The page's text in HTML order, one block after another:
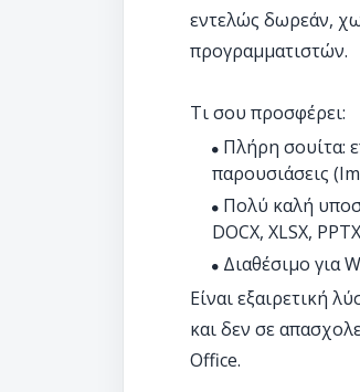
εντελώς δωρεάν,
προγραμματιστών.
Τι σου προσφέρει:
Πλήρη σουίτα:
παρουσιάσεις
Πολύ καλή
DOCX, XLSX,
Διαθέσιμο για
Είναι εξαιρετική
και δεν σε
Office.